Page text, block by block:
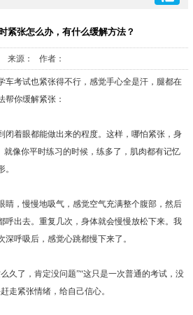
紧张怎么办，有什么缓解方法？
来源： 作者：
车考试也紧张得不行，感觉手心全是汗，腿都在
帮你缓解紧张：
闭着眼都能做出来的程度。这样，哪怕紧张，身
就像你平时练习的时候，练多了，肌肉都有记忆
睛，慢慢地吸气，感觉空气充满整个腹部，然后
呼出去。重复几次，身体就会慢慢放松下来。我
呼吸后，感觉心跳都慢下来了。
久了，肯定没问题”“这只是一次普通的考试，没
走紧张情绪，给自己信心。